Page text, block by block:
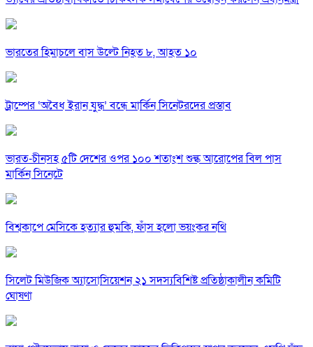
ভারতের হিমাচলে বাস উল্টে নিহত ৮, আহত ১০
ট্রাম্পের ‘অবৈধ ইরান যুদ্ধ’ বন্ধে মার্কিন সিনেটরদের প্রস্তাব
ভারত-চীনসহ ৫টি দেশের ওপর ১০০ শতাংশ শুল্ক আরোপের বিল পাস
মার্কিন সিনেটে
বিশ্বকাপে মেসিকে হত্যার হুমকি, ফাঁস হলো ভয়ংকর নথি
সিলেট মিউজিক অ্যাসোসিয়েশন ২১ সদস্যবিশিষ্ট প্রতিষ্ঠাকালীন কমিটি
ঘোষণা